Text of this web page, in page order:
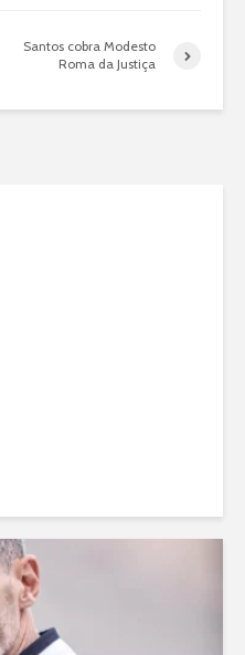
Santos cobra Modesto
Roma da Justiça